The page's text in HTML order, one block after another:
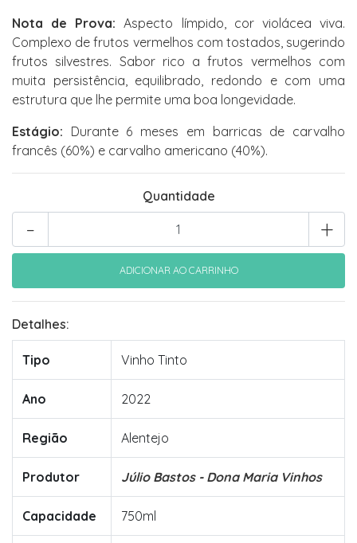
Nota de Prova:Aspecto límpido, cor violácea viva.
Complexo de frutos vermelhos com tostados, sugerindo
frutos silvestres. Sabor rico a frutos vermelhos com
muita persistência, equilibrado, redondo e com uma
estrutura que lhe permite uma boa longevidade.
Estágio: Durante 6 meses em barricas de carvalho
francês (60%) e carvalho americano (40%).
Quantidade
+
-
Detalhes:
Tipo Vinho Tinto
Ano 2022
Região Alentejo
Produtor Júlio Bastos - Dona Maria Vinhos
Capacidade 750ml